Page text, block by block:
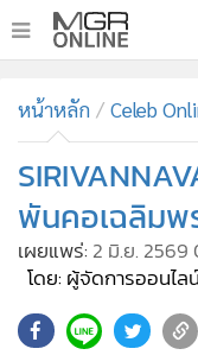
ทันเหตุการณ์
• ภาคใต้
ภูมิภาค
Online Section
บันเทิง
• ผู้จัดการรายวัน
• คอลัมนิสต์
หน้าหลัก Celeb
พันคอเฉลิมพ
เผยแพร่: 2 มิ.ย. 2569
โดย: ผู้จัดการออนไล